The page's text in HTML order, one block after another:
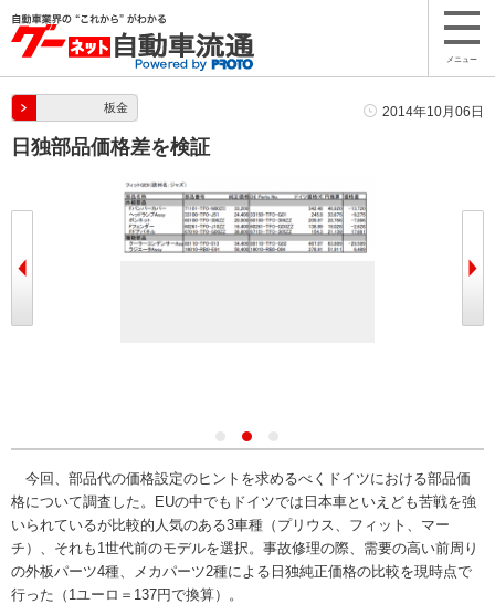
メニュー
板金 2014年10月06日
日独部品価格差を検証
今回、部品代の価格設定のヒントを求めるべくドイツにおける部品価
格について調査した。EUの中でもドイツでは日本車といえども苦戦を強
いられているが比較的人気のある3車種（プリウス、フィット、マー
チ）、それも1世代前のモデルを選択。事故修理の際、需要の高い前周り
の外板パーツ4種、メカパーツ2種による日独純正価格の比較を現時点で
行った（1ユーロ＝137円で換算）。